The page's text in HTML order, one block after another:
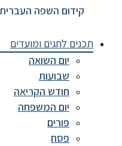
קידום השפה העברית
תכנים לחגים ומועדים
יום השואה
שבועות
חודש הקריאה
יום המשפחה
פורים
פסח